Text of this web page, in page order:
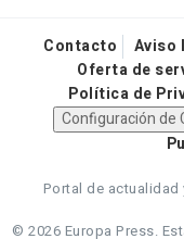
Contacto Aviso
Oferta de
Política de
Configuración de
Portal de actualidad
© 2026 Europa Press.